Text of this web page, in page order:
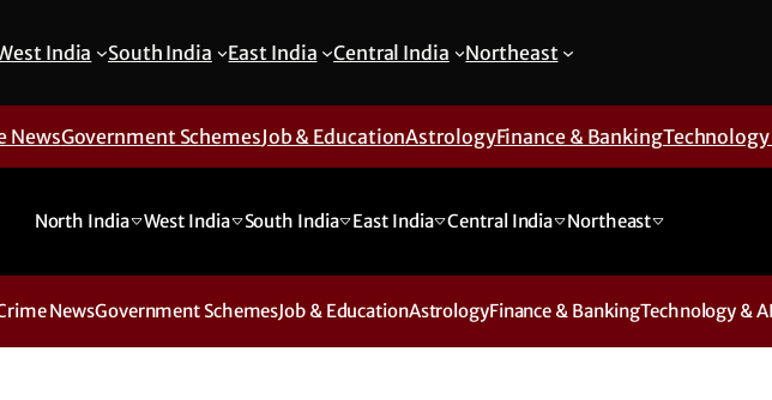
India South India East India Central India Northeast
NewsGovernment SchemesJob & EducationAstrologyFinance & BankingTechnology
North India West India South India East India Central India Northeast
NewsGovernment SchemesJob & EducationAstrologyFinance & BankingTechnology & AI